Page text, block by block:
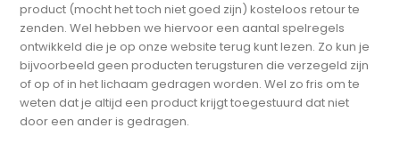
product (mocht het toch niet goed zijn) kosteloos retour te
zenden. Wel hebben we hiervoor een aantal spelregels
ontwikkeld die je op onze website terug kunt lezen. Zo kun je
bijvoorbeeld geen producten terugsturen die verzegeld zijn
of op of in het lichaam gedragen worden. Wel zo fris om te
weten dat je altijd een product krijgt toegestuurd dat niet
door een ander is gedragen.